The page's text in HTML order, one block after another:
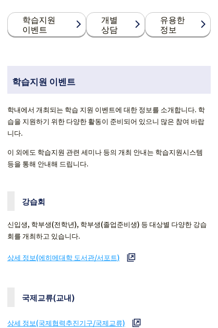
학습지원
이벤트
개별
상담
유용한
정보
학습지원 이벤트
학내에서 개최되는 학습 지원 이벤트에 대한 정보를 소개합니다. 학
습을 지원하기 위한 다양한 활동이 준비되어 있으니 많은 참여 바랍
니다.
이 외에도 학습지원 관련 세미나 등의 개최 안내는 학습지원시스템
등을 통해 안내해 드립니다.
강습회
신입생, 학부생(전학년), 학부생(졸업준비생) 등 대상별 다양한 강습
회를 개최하고 있습니다.
상세 정보(에히메대학 도서관/서포트)
국제교류(교내)
상세 정보(국제협력추진기구/국제교류)